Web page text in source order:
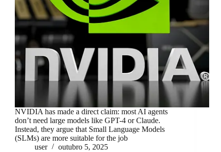
NVIDIA has made a direct claim: most AI agents
don’t need large models like GPT-4 or Claude.
Instead, they argue that Small Language Models
(SLMs) are more suitable for the job
user
outubro 5, 2025